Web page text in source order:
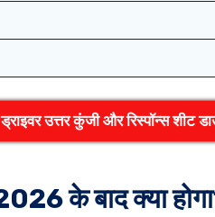
उत्तर कुंजी और रिस्पॉन्स शीट
के बाद क्या